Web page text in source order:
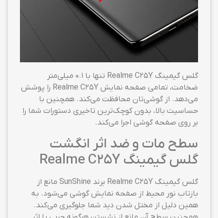
گلس گیمینگ Realme C25Y تنها با ۰.۱ میلی‌متر
ضخامت، تمامی صفحه نمایش Realme C25Y را پوشش
می‌دهد. از گوشی‌تان محافظت می‌کند. همچنین با
حساسیت بالا، بدون کوچک‌ترین تاخیری دستورات شما را
بر روی صفحه گوشی اجرا می‌کند.
سطح مات و ضد اثر انگشت
گلس گیمینگ Realme C25Y
گلس گیمینگ Realme C25Y برند SunShine مانع از
بازتاب نور محیط از صفحه نمایش گوشی می‌شود. به
همین دلیل از مختل شدن دید شما جلوگیری می‌کند.